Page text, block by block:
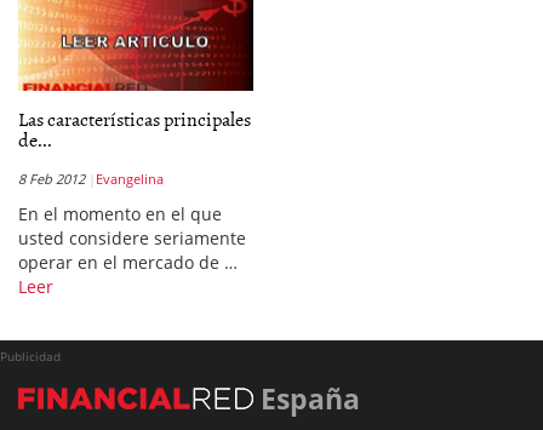
Las características principales
de...
8 Feb 2012 Evangelina
En el momento en el que
usted considere seriamente
operar en el mercado de …
Leer
Publicidad
España